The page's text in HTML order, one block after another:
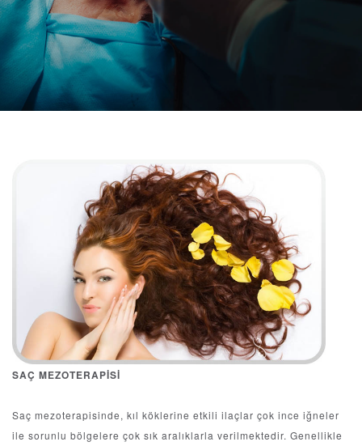
SAÇ MEZOTERAPİSİ
Saç mezoterapisinde, kıl köklerine etkili ilaçlar çok ince iğneler
ile sorunlu bölgelere çok sık aralıklarla verilmektedir. Genellikle